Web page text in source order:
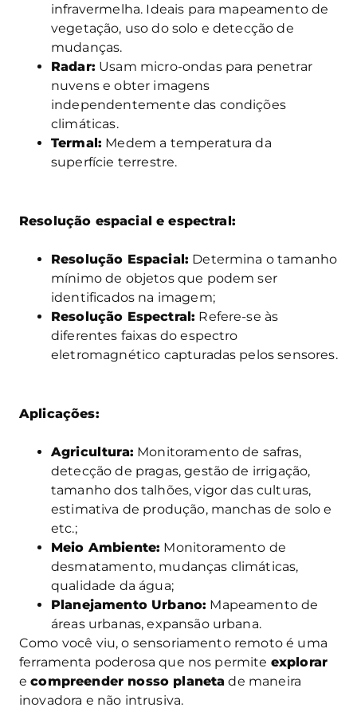
infravermelha. Ideais para mapeamento de
vegetação, uso do solo e detecção de
mudanças.
Radar: Usam micro-ondas para penetrar
nuvens e obter imagens
independentemente das condições
climáticas.
Termal: Medem a temperatura da
superfície terrestre.
Resolução espacial e espectral:
Resolução Espacial: Determina o tamanho
mínimo de objetos que podem ser
identificados na imagem;
Resolução Espectral: Refere-se às
diferentes faixas do espectro
eletromagnético capturadas pelos sensores.
Aplicações:
Agricultura: Monitoramento de safras,
detecção de pragas, gestão de irrigação,
tamanho dos talhões, vigor das culturas,
estimativa de produção, manchas de solo e
etc.;
Meio Ambiente: Monitoramento de
desmatamento, mudanças climáticas,
qualidade da água;
Planejamento Urbano: Mapeamento de
áreas urbanas, expansão urbana.
Como você viu, o sensoriamento remoto é uma
ferramenta poderosa que nos permite explorar
ecompreender nosso planeta de maneira
inovadora e não intrusiva.